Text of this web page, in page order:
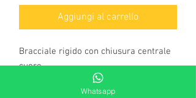
Aggiungi al carrello
Bracciale rigido con chiusura centrale
cuore
Whatsapp